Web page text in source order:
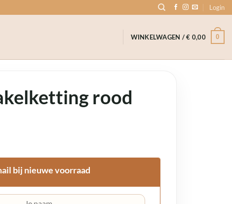
Login
WINKELWAGEN /€ 0,00 0
rood
bij nieuwe voorraad